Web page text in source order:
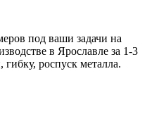
под ваши задачи на
в Ярославле за 1-3
гибку, роспуск металла.